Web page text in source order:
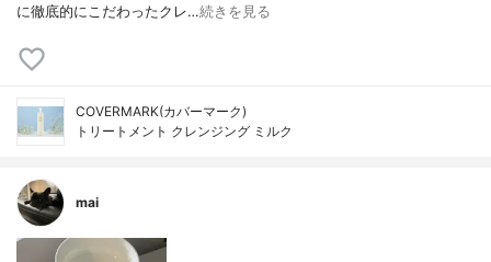
に徹底的にこだわったクレ…続きを見る
COVERMARK(カバーマーク)
トリートメント クレンジング ミルク
mai